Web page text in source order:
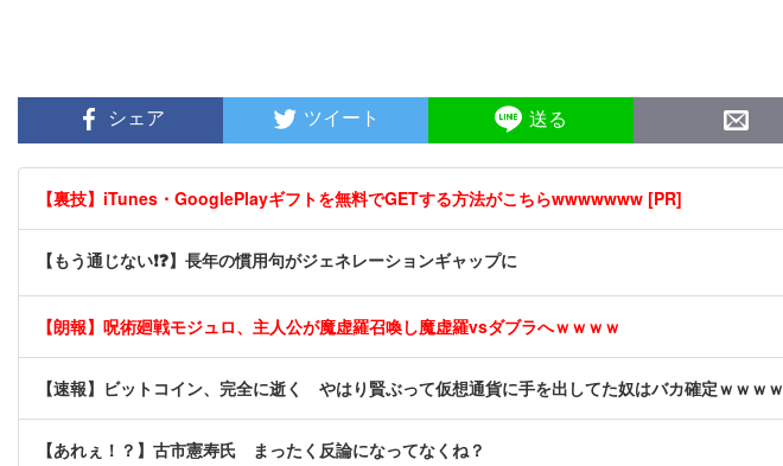
シェア ツイート 送る
【裏技】iTunes・GooglePlayギフトを無料でGETする方法がこちらwwwwwww [PR]
【もう通じない❗❓】長年の慣用句がジェネレーションギャップに
【朗報】呪術廻戦モジュロ、主人公が魔虚羅召喚し魔虚羅vsダブラへｗｗｗｗ
【速報】ビットコイン、完全に逝く やはり賢ぶって仮想通貨に手を出してた奴はバカ確定ｗｗｗｗ
【あれぇ！？】古市憲寿氏 まったく反論になってなくね？